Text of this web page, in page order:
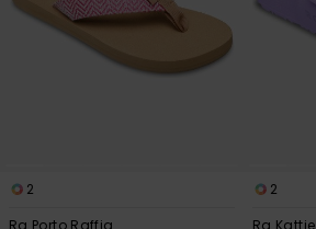
2
Rg Porto Raffia
2
Rg Kattie